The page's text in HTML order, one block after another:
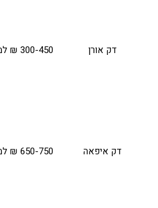
דק אורן 300-450 ₪ למ"ר
דק איפאה 650-750 ₪ למ"ר